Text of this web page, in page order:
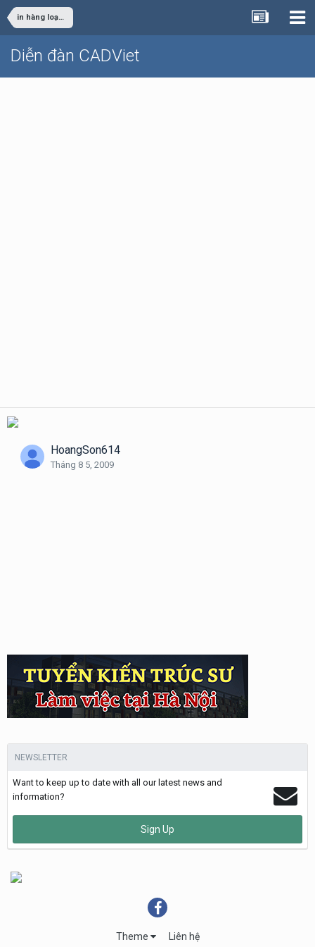
in hàng loạt trên cad2010
Diễn đàn CADViet
HoangSon614
Tháng 8 5, 2009
NEWSLETTER
Want to keep up to date with all our latest news and
information?
Sign Up
Theme Liên hệ